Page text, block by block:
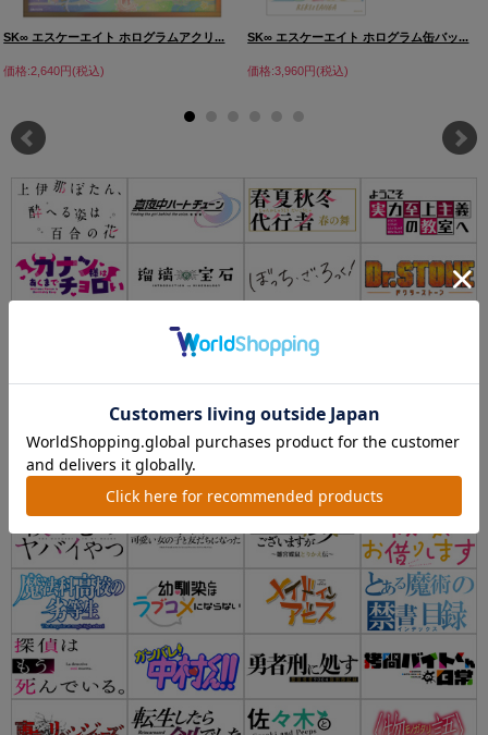
SK∞ エスケーエイト ホログラムアクリ...
価格:2,640円(税込)
SK∞ エスケーエイト ホログラム缶バッ...
価格:3,960円(税込)